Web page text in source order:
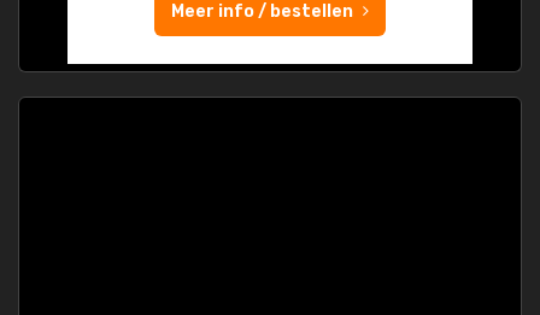
Meer info / bestellen